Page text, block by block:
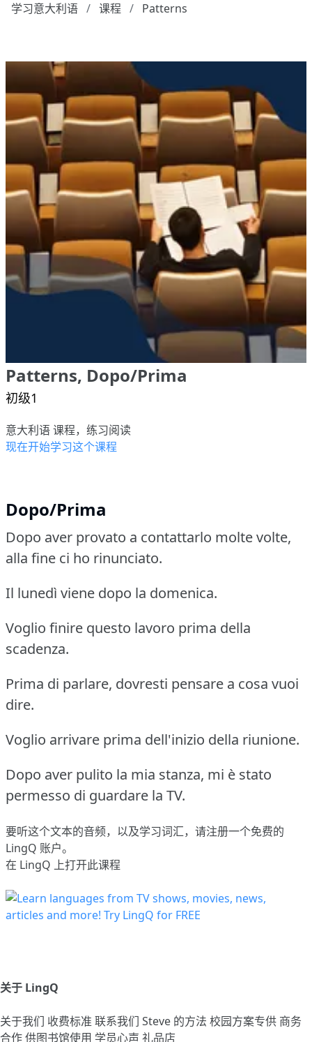
学习意大利语 课程 Patterns
Patterns, Dopo/Prima
初级1
意大利语 课程，练习阅读
现在开始学习这个课程
Dopo/Prima
Dopo aver provato a contattarlo molte volte,
alla fine ci ho rinunciato.
Il lunedì viene dopo la domenica.
Voglio finire questo lavoro prima della
scadenza.
Prima di parlare, dovresti pensare a cosa vuoi
dire.
Voglio arrivare prima dell'inizio della riunione.
Dopo aver pulito la mia stanza, mi è stato
permesso di guardare la TV.
要听这个文本的音频，以及学习词汇，请注册一个免费的
LingQ 账户。
在 LingQ 上打开此课程
关于 LingQ
关于我们 收费标准 联系我们 Steve 的方法 校园方案专供 商务
合作供图书馆使用 学员心声 礼品店